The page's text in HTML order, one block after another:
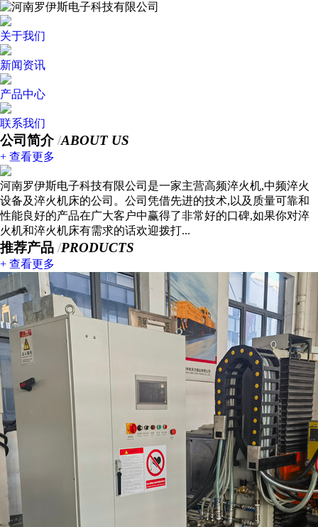
关于我们
新闻资讯
产品中心
联系我们
公司简介/ABOUT US
+ 查看更多
河南罗伊斯电子科技有限公司是一家主营高频淬火机,中频淬火
设备及淬火机床的公司。公司凭借先进的技术,以及质量可靠和
性能良好的产品在广大客户中赢得了非常好的口碑,如果你对淬
火机和淬火机床有需求的话欢迎拨打...
推荐产品 /PRODUCTS
+ 查看更多